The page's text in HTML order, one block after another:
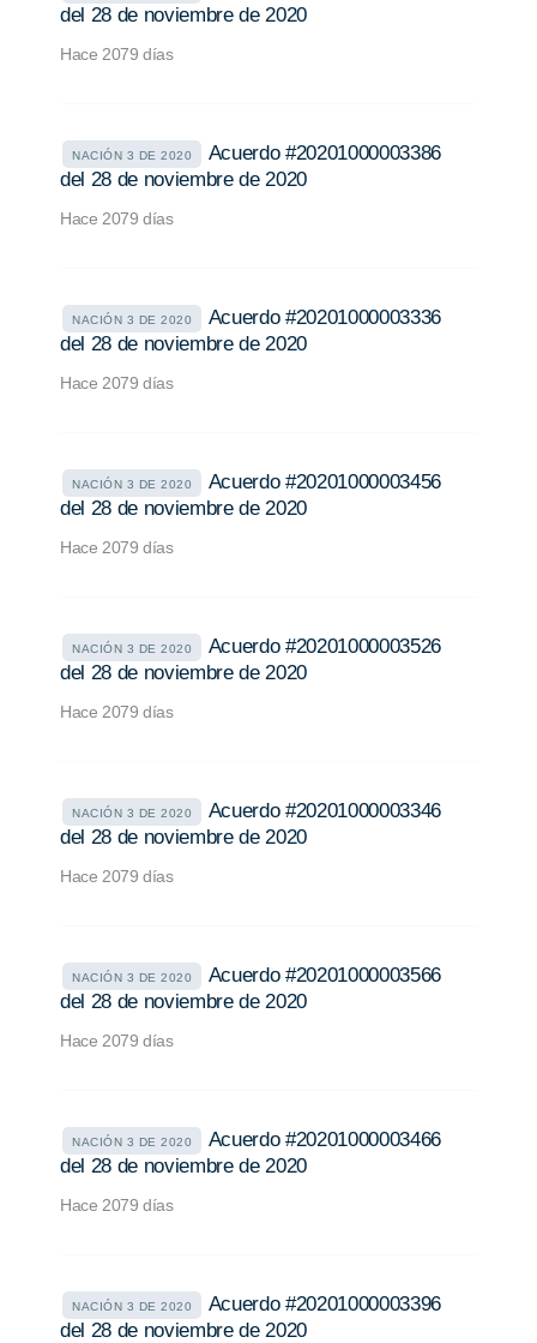
del 28 de noviembre de 2020
Hace 2079 días
NACIÓN 3 DE 2020
Acuerdo #20201000003386
del 28 de noviembre de 2020
Hace 2079 días
NACIÓN 3 DE 2020
Acuerdo #20201000003336
del 28 de noviembre de 2020
Hace 2079 días
NACIÓN 3 DE 2020
Acuerdo #20201000003456
del 28 de noviembre de 2020
Hace 2079 días
NACIÓN 3 DE 2020
Acuerdo #20201000003526
del 28 de noviembre de 2020
Hace 2079 días
NACIÓN 3 DE 2020
Acuerdo #20201000003346
del 28 de noviembre de 2020
Hace 2079 días
NACIÓN 3 DE 2020
Acuerdo #20201000003566
del 28 de noviembre de 2020
Hace 2079 días
NACIÓN 3 DE 2020
Acuerdo #20201000003466
del 28 de noviembre de 2020
Hace 2079 días
NACIÓN 3 DE 2020
Acuerdo #20201000003396
del 28 de noviembre de 2020